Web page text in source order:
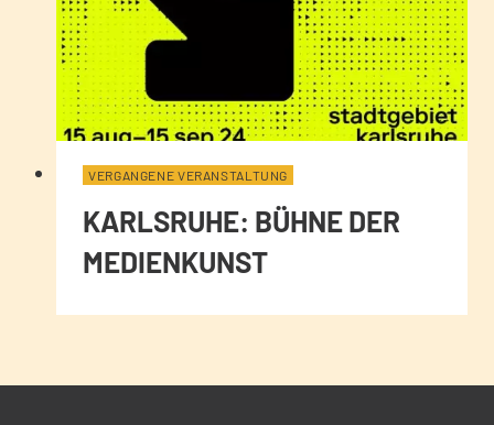
VERGANGENE VERANSTALTUNG
KARLSRUHE: BÜHNE DER
MEDIENKUNST